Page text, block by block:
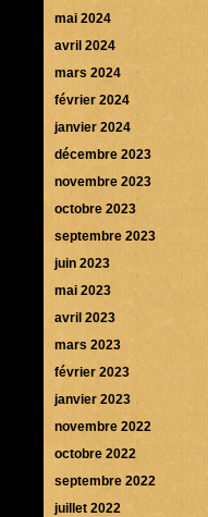
mai 2024
avril 2024
mars 2024
février 2024
janvier 2024
décembre 2023
novembre 2023
octobre 2023
septembre 2023
juin 2023
mai 2023
avril 2023
mars 2023
février 2023
janvier 2023
novembre 2022
octobre 2022
septembre 2022
juillet 2022